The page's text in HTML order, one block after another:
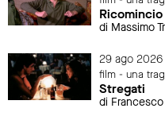
di Massimo
29 ago 2026
film - una
Stregati
di